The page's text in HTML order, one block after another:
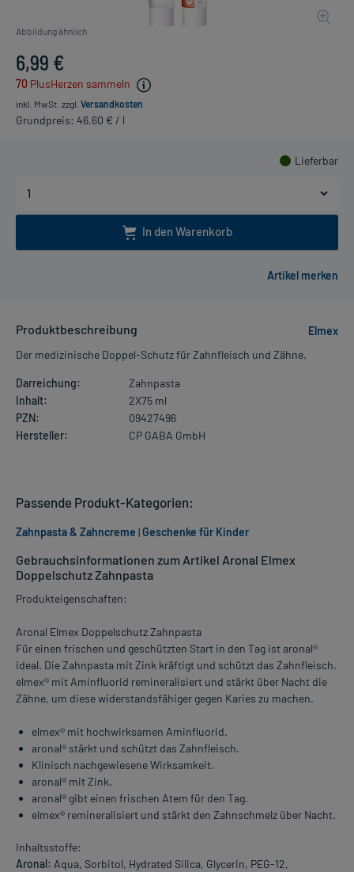
Abbildung ähnlich
6,99 €
70 PlusHerzen sammeln
inkl. MwSt. zzgl. Versandkosten
Grundpreis: 46,60 € / l
Lieferbar
In den Warenkorb
Produktbeschreibung
Elmex
Der medizinische Doppel-Schutz für Zahnfleisch und Zähne.
Darreichung:
Zahnpasta
Inhalt:
2X75 ml
PZN:
09427496
Hersteller:
CP GABA GmbH
Gebrauchsinformationen zum Artikel Aronal Elmex
Doppelschutz Zahnpasta
Produkteigenschaften:
Aronal Elmex Doppelschutz Zahnpasta
Für einen frischen und geschützten Start in den Tag ist aronal®
ideal. Die Zahnpasta mit Zink kräftigt und schützt das Zahnfleisch.
elmex® mit Aminfluorid remineralisiert und stärkt über Nacht die
Zähne, um diese widerstandsfähiger gegen Karies zu machen.
elmex® mit hochwirksamen Aminfluorid.
aronal® stärkt und schützt das Zahnfleisch.
Klinisch nachgewiesene Wirksamkeit.
aronal® mit Zink.
aronal® gibt einen frischen Atem für den Tag.
elmex® remineralisiert und stärkt den Zahnschmelz über Nacht.
Inhaltsstoffe:
Aronal: Aqua, Sorbitol, Hydrated Silica, Glycerin, PEG-12,
Passende Produkt-Kategorien:
Zahnpasta & Zahncreme |Geschenke für Kinder